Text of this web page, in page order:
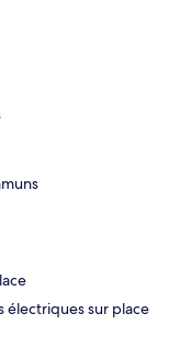
électriques sur place